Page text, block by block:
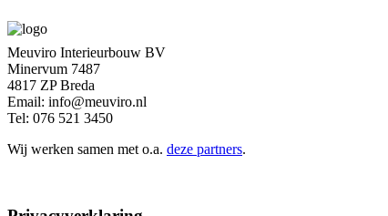
Meuviro Interieurbouw BV
Minervum 7487
4817 ZP Breda
Email: info@meuviro.nl
Tel: 076 521 3450
Wij werken samen met o.a. deze partners.